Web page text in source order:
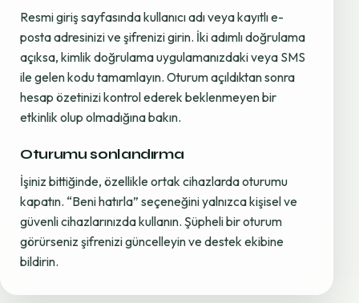
Resmi giriş sayfasında kullanıcı adı veya kayıtlı e-
posta adresinizi ve şifrenizi girin. İki adımlı doğrulama
açıksa, kimlik doğrulama uygulamanızdaki veya SMS
ile gelen kodu tamamlayın. Oturum açıldıktan sonra
hesap özetinizi kontrol ederek beklenmeyen bir
etkinlik olup olmadığına bakın.
Oturumu sonlandırma
İşiniz bittiğinde, özellikle ortak cihazlarda oturumu
kapatın. “Beni hatırla” seçeneğini yalnızca kişisel ve
güvenli cihazlarınızda kullanın. Şüpheli bir oturum
görürseniz şifrenizi güncelleyin ve destek ekibine
bildirin.